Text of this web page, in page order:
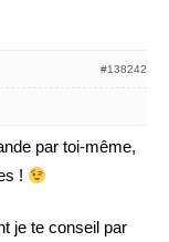
#138242
par toi-même,
!
je te conseil par